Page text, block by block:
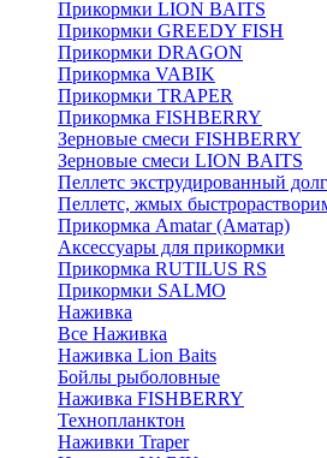
Прикормки LION BAITS
Прикормки GREEDY FISH
Прикормки DRAGON
Прикормка VABIK
Прикормки TRAPER
Прикормка FISHBERRY
Зерновые смеси FISHBERRY
Зерновые смеси LION BAITS
Пеллетс экструдированный
Пеллетс, жмых
Прикормка Amatar (Аматар)
Аксессуары для прикормки
Прикормка RUTILUS RS
Прикормки SALMO
Наживка
Все Наживка
Наживка Lion Baits
Бойлы рыболовные
Наживка FISHBERRY
Технопланктон
Наживки Traper